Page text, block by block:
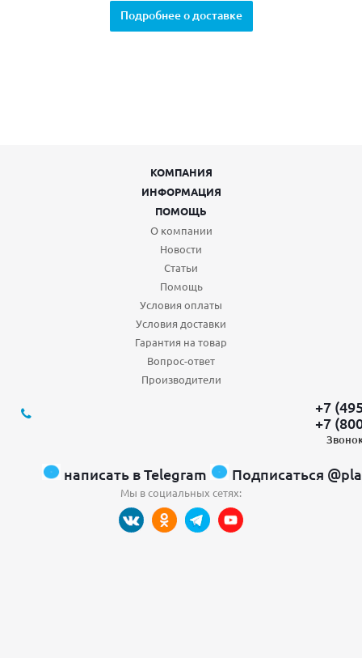
Подробнее о доставке
КОМПАНИЯ
ИНФОРМАЦИЯ
ПОМОЩЬ
О компании
Новости
Статьи
Помощь
Условия оплаты
Условия доставки
Гарантия на товар
Вопрос-ответ
Производители
+7
+7
написать в Telegram Подписаться
Мы в социальных сетях: